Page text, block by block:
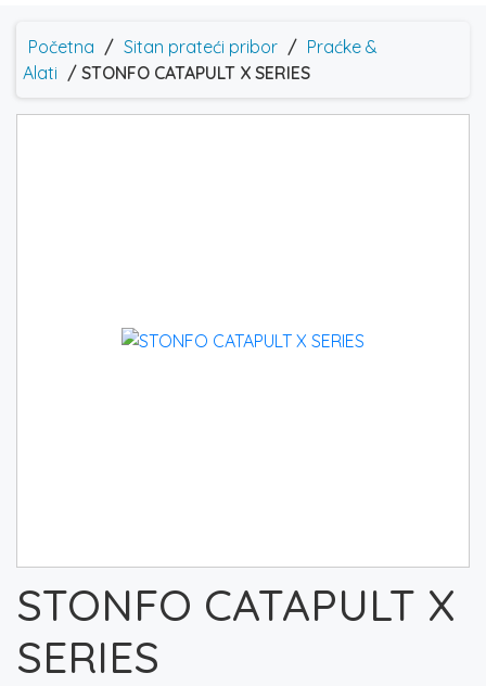
Početna / Sitan prateći pribor / Praćke &
Alati / STONFO CATAPULT X SERIES
STONFO CATAPULT X
SERIES